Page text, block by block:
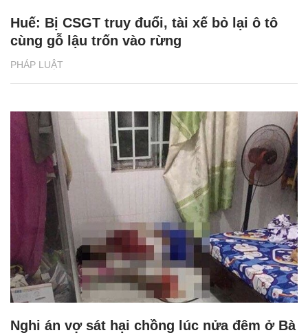
PHÁP LUẬT
Huế: Bị CSGT truy đuổi, tài xế bỏ lại ô tô
cùng gỗ lậu trốn vào rừng
Nghi án vợ sát hại chồng lúc nửa đêm ở Bà